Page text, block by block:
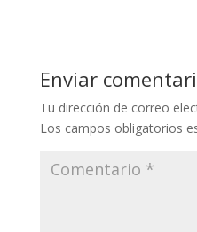
Enviar
Tu dirección de correo
Los campos obligatorios